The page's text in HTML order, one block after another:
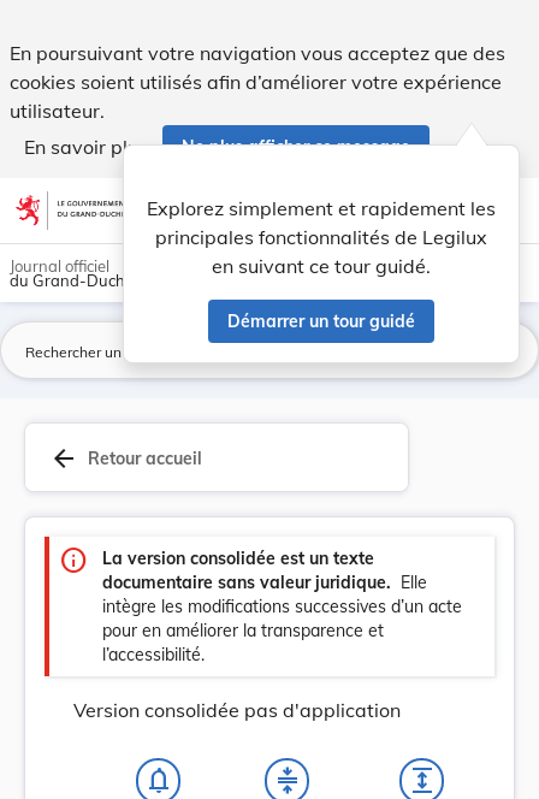
En poursuivant votre navigation vous acceptez que des
cookies soient utilisés afin d’améliorer votre expérience
utilisateur.
En savoir plus
Ne plus afficher ce message
Aller au contenu account_circle help Aide
Explorez simplement et rapidement les
principales fonctionnalités de Legilux
en suivant ce tour guidé.
Démarrer un tour guidé
light_mode dark_mode
Journal officiel
du Grand-Duché de Luxembourg
arrow_back Retour accueil
info
La version consolidée est un texte
documentaire sans valeur juridique. Elle
intègre les modifications successives d’un acte
pour en améliorer la transparence et
l’accessibilité.
Version consolidée pas d'application
notifications_none compress expand